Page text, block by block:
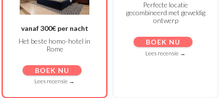
vanaf 300€ per nacht
Het beste homo-hotel in
Rome
BOEK NU
Lees recensie →
Perfecte locatie
gecombineerd met geweldig
ontwerp
BOEK NU
Lees recensie →